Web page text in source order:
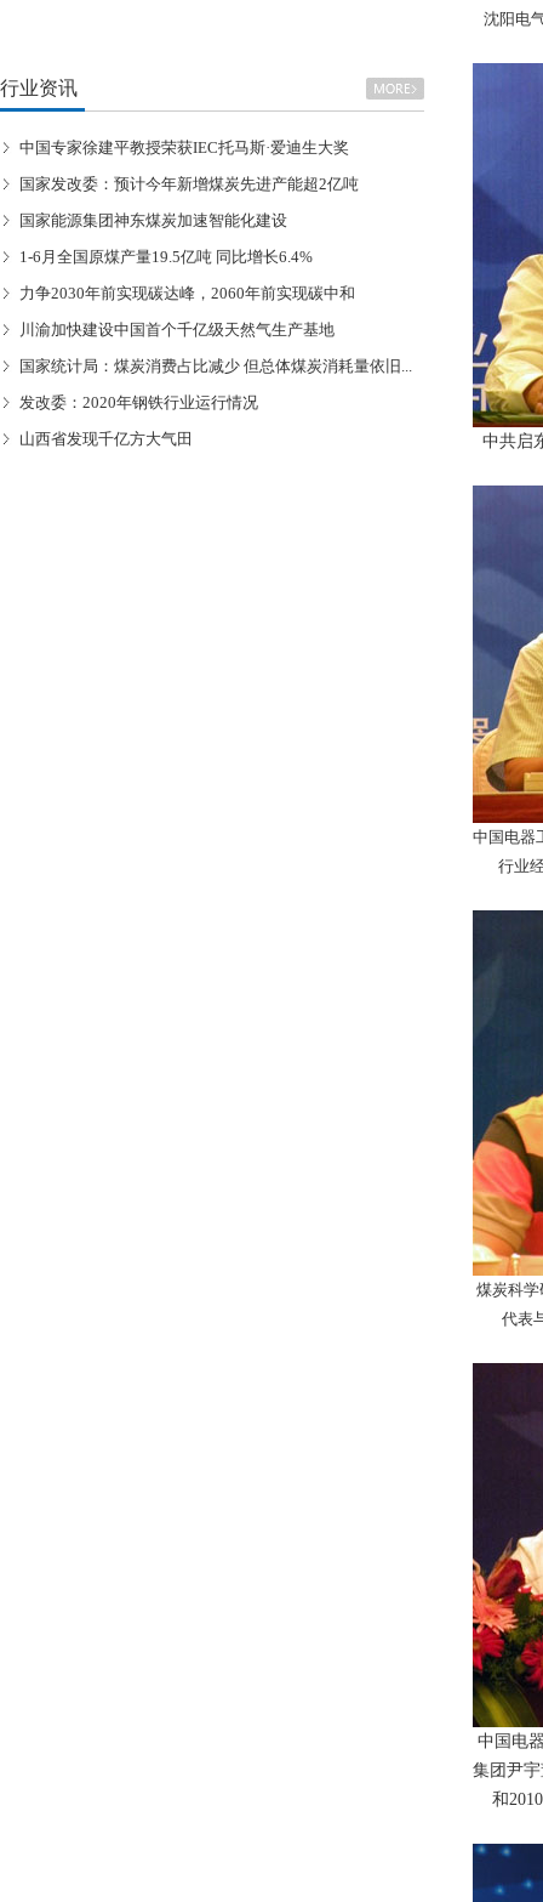
行业资讯
中国专家徐建平教授荣获IEC托马斯·爱迪生大奖
国家发改委：预计今年新增煤炭先进产能超2亿吨
国家能源集团神东煤炭加速智能化建设
1-6月全国原煤产量19.5亿吨 同比增长6.4%
力争2030年前实现碳达峰，2060年前实现碳中和
川渝加快建设中国首个千亿级天然气生产基地
国家统计局：煤炭消费占比减少 但总体煤炭消耗量依旧...
发改委：2020年钢铁行业运行情况
山西省发现千亿方大气田
沈阳电
中共启
中国电器
行业经
煤炭科
代表与
中国电
集团尹
和2010